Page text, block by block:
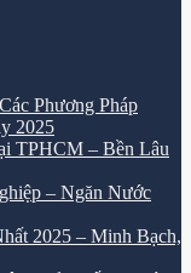
Phương Pháp
2025
TPHCM – Bền Lâu
– Ngăn Nước
2025 – Minh Bạch,